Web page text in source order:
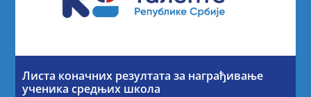
Листа коначних резултата за награђивање
ученика средњих школа